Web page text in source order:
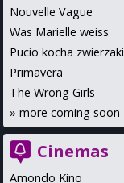
Nouvelle Vague
Was Marielle weiss
Pucio kocha zwierzaki
Primavera
The Wrong Girls
» more coming soon
Cinemas
Amondo Kino